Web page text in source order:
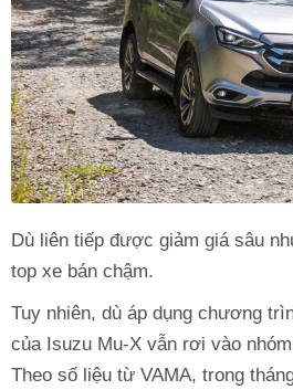
Dù liên tiếp được giảm giá sâu
top xe bán chậm.
Tuy nhiên, dù áp dụng chương
của Isuzu Mu-X vẫn rơi vào
Theo số liệu từ VAMA, trong